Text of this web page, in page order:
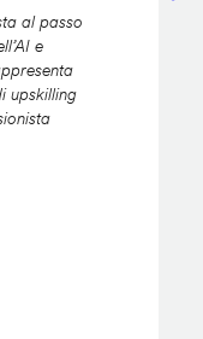
al passo
e
upskilling